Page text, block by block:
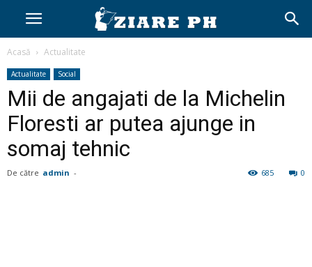
Acasă Actualitate
Actualitate Social
Mii de angajati de la Michelin
Floresti ar putea ajunge in
somaj tehnic
De către admin - 0
685